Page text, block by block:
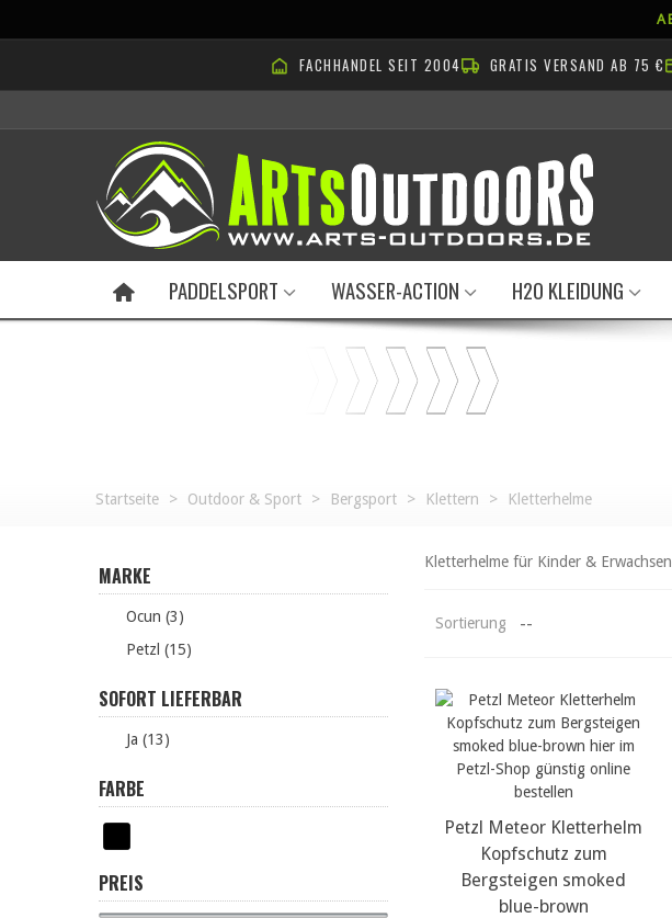
FACHHANDEL SEIT 2004 GRATIS VERSAND AB 75 €
PADDELSPORT WASSER-ACTION H2O KLEIDUNG
Startseite > Outdoor & Sport > Bergsport > Klettern > Kletterhelme
MARKE
Ocun (3)
Petzl (15)
SOFORT LIEFERBAR
Ja (13)
FARBE
PREIS
Kletterhelme für Kinder &
Sortierung --
mehr Details...
Petzl Meteor Kletterhelm
Kopfschutz zum
Bergsteigen smoked
blue-brown